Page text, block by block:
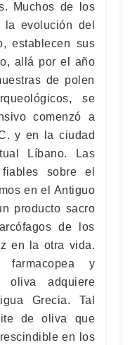
Muchos de los
la evolución del
establecen sus
allá por el año
de polen
se
comenzó a
y en la ciudad
Líbano. Las
sobre el
en el Antiguo
producto sacro
de los
en la otra vida.
y
oliva adquiere
Grecia. Tal
de oliva que
en los